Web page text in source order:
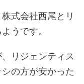
式会社西尾とリ
うです。
リジェンティス
の方が安かった